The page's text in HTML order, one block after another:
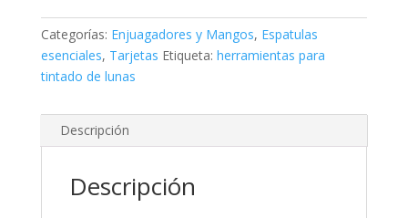
Categorías: Enjuagadores y Mangos, Espatulas
esenciales, Tarjetas Etiqueta: herramientas para
tintado de lunas
Descripción
Descripción